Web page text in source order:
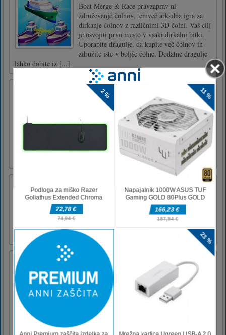
Boat Merge & Race pravzaprav ni
združevanje čolnov, temveč arkadna igra za
dirkanje čolnov z različnimi 3D čolni. Vaš cilj
je osvojiti prvo mesto v vsaki dirkalni bitki.
Uporabite dragulje, da kupite več čolnov in
združite iste v boljše čolne. Dodatne dragulje
lahko dobite iz [...]
Road Fury
Unleash your fury on the highway an shoot
down everything that moves! Tip: if you can't
shoot it, take it... those are power-ups!
Upgrade your car to withstand a longer ride,
beat bosses and get as far as you can so you
can compare your highscores with others!
Slither.io : Snake io game
Slither.io : Snake io gameSlither.io : Snake io
game
Cirkuski mehurčki
Cirkus mehurčki-test sposobnosti, ki ustrezajo
vašemu tonu. Bubble Shooter Classic je
kombinacija med klasično arkadno igro in
puzzle igro. Če združite večkratnike istega
odtenka, morate izstreliti mehurčke iz
igralnega območja. Imeli boste napolnjeno
območje nad vami, pomešano z [...]